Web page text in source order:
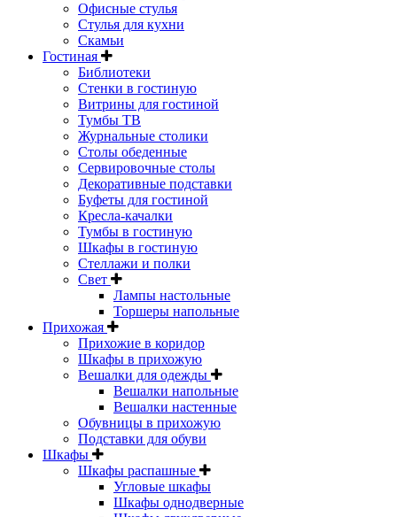
Офисные стулья
Стулья для кухни
Скамьи
Гостиная
Библиотеки
Стенки в гостиную
Витрины для гостиной
Тумбы ТВ
Журнальные столики
Столы обеденные
Сервировочные столы
Декоративные подставки
Буфеты для гостиной
Кресла-качалки
Тумбы в гостиную
Шкафы в гостиную
Стеллажи и полки
Свет
Лампы настольные
Торшеры напольные
Прихожая
Прихожие в коридор
Шкафы в прихожую
Вешалки для одежды
Вешалки напольные
Вешалки настенные
Обувницы в прихожую
Подставки для обуви
Шкафы
Шкафы распашные
Угловые шкафы
Шкафы однодверные